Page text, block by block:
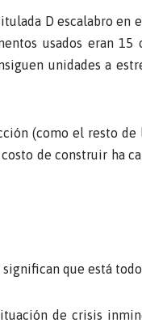
D escalabro en
usados eran
unidades a
(como el resto
de construir ha
que está
de crisis